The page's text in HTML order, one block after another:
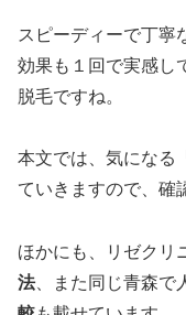
スピーディーで丁寧
効果も１回で実感し
脱毛ですね。
本文では、気になる
ていきますので、確
ほかにも、リゼクリ
法、また同じ青森で